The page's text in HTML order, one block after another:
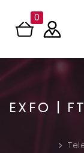
0